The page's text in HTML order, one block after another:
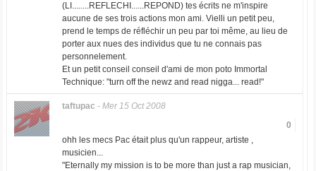
(LI........REFLECHI......REPOND) tes écrits ne m'inspire
aucune de ses trois actions mon ami. Vielli un petit peu,
prend le temps de réfléchir un peu par toi même, au lieu de
porter aux nues des individus que tu ne connais pas
personnelement.
Et un petit conseil conseil d'ami de mon poto Immortal
Technique: "turn off the newz and read nigga... read!"
taftupac - Mer 15 Oct 2008
0
ohh les mecs Pac était plus qu'un rappeur, artiste ,
musicien...
"Eternally my mission is to be more than just a rap musician,